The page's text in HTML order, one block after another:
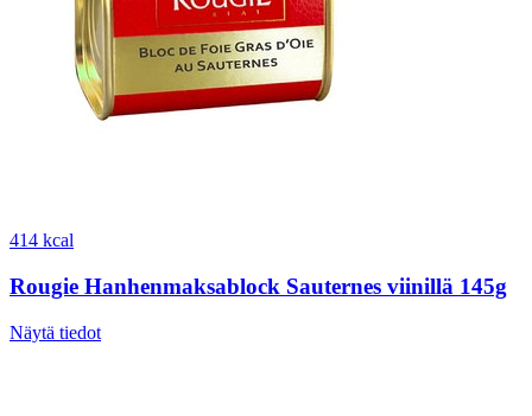
414 kcal
Rougie Hanhenmaksablock Sauternes viinillä 145g
Näytä tiedot